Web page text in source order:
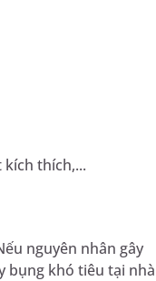
thích,...
nguyên nhân gây
bụng khó tiêu tại nhà